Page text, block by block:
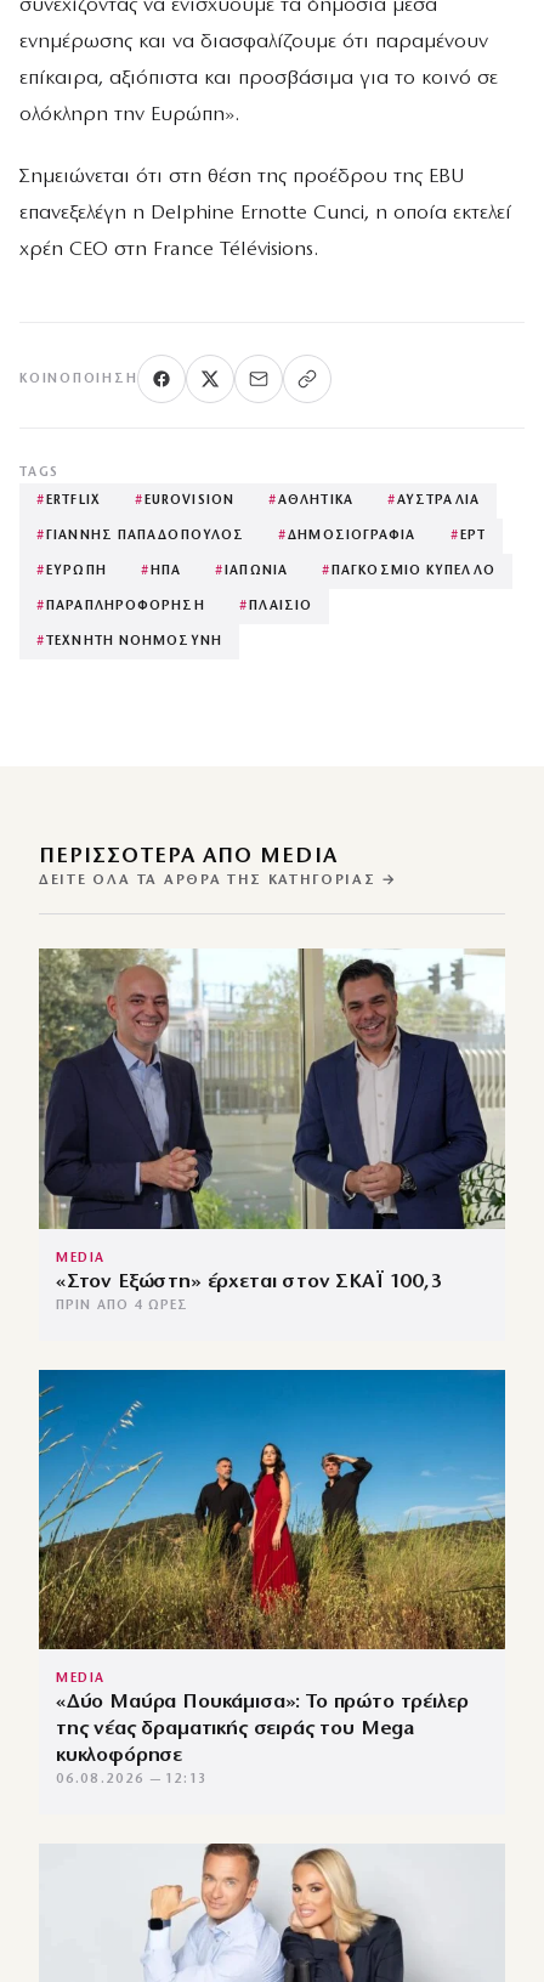
συνεχίζοντας να ενισχύουμε τα δημόσια μέσα
ενημέρωσης και να διασφαλίζουμε ότι παραμένουν
επίκαιρα, αξιόπιστα και προσβάσιμα για το κοινό σε
ολόκληρη την Ευρώπη».
Σημειώνεται ότι στη θέση της προέδρου της EBU
επανεξελέγη η Delphine Ernotte Cunci, η οποία εκτελεί
χρέη CEO στη France Télévisions.
ΚΟΙΝΟΠΟΊΗΣΗ
TAGS
# ERTFLIX # EUROVISION #ΑΘΛΗΤΙΚΑ #ΑΥΣΤΡΑΛΙΑ
# ΓΙΑΝΝΗΣ ΠΑΠΑΔΟΠΟΥΛΟΣ #ΔΗΜΟΣΙΟΓΡΑΦΙΑ # ΕΡΤ
# ΕΥΡΩΠΗ # ΗΠΑ # ΙΑΠΩΝΙΑ # ΠΑΓΚΟΣΜΙΟ ΚΥΠΕΛΛΟ
# ΠΑΡΑΠΛΗΡΟΦΟΡΗΣΗ # ΠΛΑΙΣΙΟ
# ΤΕΧΝΗΤΗ ΝΟΗΜΟΣΥΝΗ
ΠΕΡΙΣΣΌΤΕΡΑ ΑΠΌ MEDIA
ΔΕΊΤΕ ΌΛΑ ΤΑ ΆΡΘΡΑ ΤΗΣ ΚΑΤΗΓΟΡΊΑΣ →
MEDIA
«Στον Εξώστη» έρχεται στον ΣΚΑΪ 100,3
ΠΡΙΝ ΑΠΌ 4 ΏΡΕΣ
MEDIA
«Δύο Μαύρα Πουκάμισα»: Το πρώτο τρέιλερ
της νέας δραματικής σειράς του Mega
κυκλοφόρησε
06.08.2026 — 12:13